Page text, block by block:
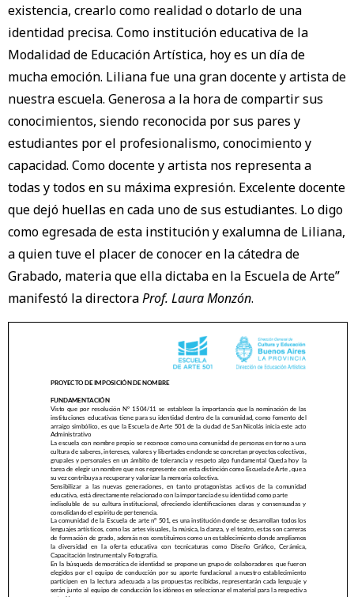
existencia, crearlo como realidad o dotarlo de una
identidad precisa. Como institución educativa de la
Modalidad de Educación Artística, hoy es un día de
mucha emoción. Liliana fue una gran docente y artista de
nuestra escuela. Generosa a la hora de compartir sus
conocimientos, siendo reconocida por sus pares y
estudiantes por el profesionalismo, conocimiento y
capacidad. Como docente y artista nos representa a
todas y todos en su máxima expresión. Excelente docente
que dejó huellas en cada uno de sus estudiantes. Lo digo
como egresada de esta institución y exalumna de Liliana,
a quien tuve el placer de conocer en la cátedra de
Grabado, materia que ella dictaba en la Escuela de Arte”
manifestó la directoraProf. Laura Monzón.